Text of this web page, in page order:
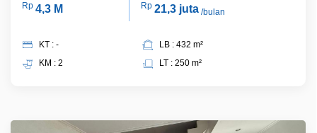
Rp 4,3 M
Rp 21,3 juta/bulan
KT : -
KM : 2
LB : 432 m²
LT : 250 m²